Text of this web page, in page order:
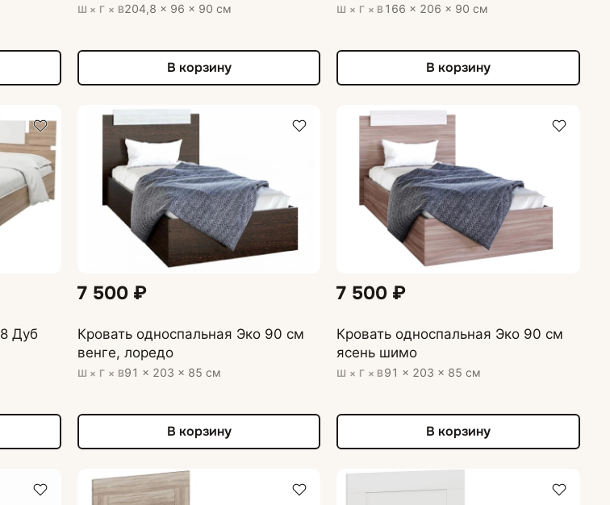
Ш × Г × В204,8 × 96 × 90 см
В корзину
Ш × Г × В 166 × 206 × 90 см
В корзину
Дуб
7 500 ₽
Кровать односпальная Эко 90 см
венге, лоредо
Ш × Г × В91 × 203 × 85 см
В корзину
7 500 ₽
Кровать односпальная Эко 90 см
ясень шимо
Ш × Г × В91 × 203 × 85 см
В корзину